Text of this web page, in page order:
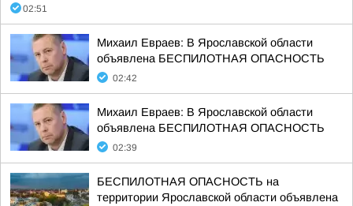
02:51
Михаил Евраев: В Ярославской области
объявлена БЕСПИЛОТНАЯ ОПАСНОСТЬ
02:42
Михаил Евраев: В Ярославской области
объявлена БЕСПИЛОТНАЯ ОПАСНОСТЬ
02:39
БЕСПИЛОТНАЯ ОПАСНОСТЬ на
территории Ярославской области объявлена